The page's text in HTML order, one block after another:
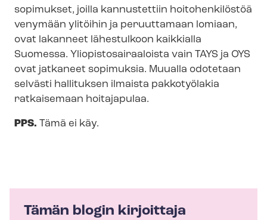
sopimukset, joilla kannustettiin hoitohenkilöstöä
venymään ylitöihin ja peruuttamaan lomiaan,
ovat lakanneet lähestulkoon kaikkialla
Suomessa. Yli­opis­to­sai­raa­lois­ta vain TAYS ja OYS
ovat jatkaneet sopimuksia. Muualla odotetaan
selvästi hallituksen ilmaista pakkotyölakia
ratkaisemaan hoitajapulaa.
PPS. Tämä ei käy.
Tämän blogin kirjoittaja